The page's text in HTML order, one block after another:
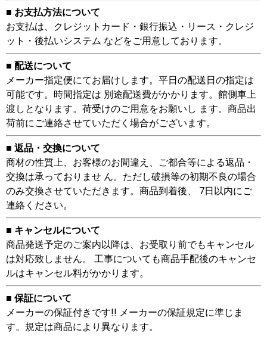
■ お支払方法について
お支払は、クレジットカード・銀行振込・リース・クレジ
ット・後払いシステム などをご用意しております。
■ 配送について
メーカー指定便にてお届けします。平日の配送日の指定は
可能です。時間指定は 別途配送費がかかります。館側車上
渡しとなります。荷受けのご用意をお願いし ます。商品出
荷前にご連絡させていただく場合がございます。
■ 返品・交換について
商材の性質上、お客様のお間違え、ご都合等による返品・
交換は承っておりませ ん。ただし破損等の初期不良の場合
のみ交換させていただきます。商品到着後、 7日以内にご
連絡ください。
■ キャンセルについて
商品発送予定のご案内以降は、お受取り前でもキャンセル
は対応致しません。 工事についても商品手配後のキャンセ
ルはキャンセル料がかかります。
■ 保証について
メーカーの保証付きです!! メーカーの保証規定に準じま
す。規定は商品により異なります。